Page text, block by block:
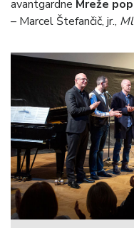
avantgardne Mreže
– Marcel Štefančič, jr.,